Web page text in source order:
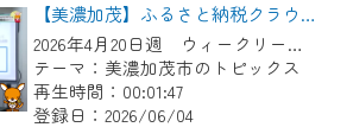
【美濃加茂】ふるさと納税クラウドファンディング学校応援補助金スタート
2026年4月20日週 ウィークリーみのかもにて放送
テーマ：美濃加茂市のトピックス
再生時間：00:01:47
登録日：2026/06/04
ス『CCNet Web TV』は2024
リニューアルします！